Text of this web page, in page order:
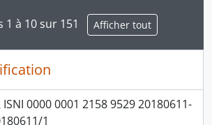
1 à 10 sur 151 Afficher tout
ISNI 0000 0001 2158 9529 20180611-
1